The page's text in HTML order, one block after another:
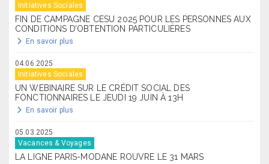
Initiatives Sociales
FIN DE CAMPAGNE CESU 2025 POUR LES PERSONNES AUX
CONDITIONS D’OBTENTION PARTICULIÈRES
En savoir plus
04.06.2025
Initiatives Sociales
UN WEBINAIRE SUR LE CRÉDIT SOCIAL DES
FONCTIONNAIRES LE JEUDI 19 JUIN À 13H
En savoir plus
05.03.2025
Vacances & Voyages
LA LIGNE PARIS-MODANE ROUVRE LE 31 MARS